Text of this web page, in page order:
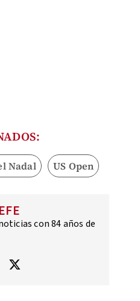
Nadal US Open
con 84 años de